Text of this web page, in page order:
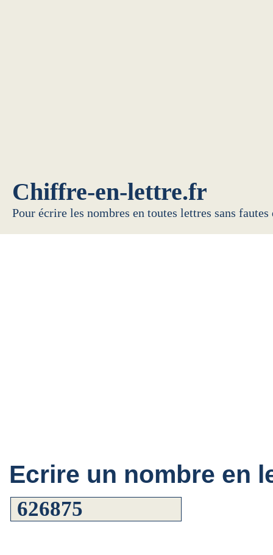
Chiffre-en-lettre.fr
Pour écrire les nombres en toutes lettres sans
Ecrire un nombre en